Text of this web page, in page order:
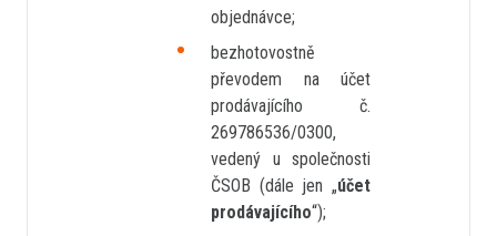
objednávce;
bezhotovostně
převodem na účet
prodávajícího č.
269786536/0300,
vedený u společnosti
ČSOB (dále jen „účet
prodávajícího“);